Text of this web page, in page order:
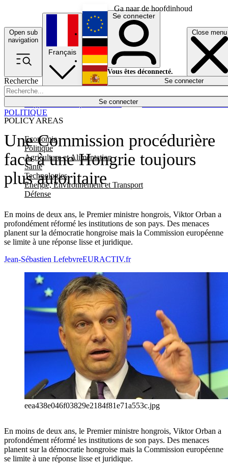
Ga naar de hoofdinhoud
Open sub
navigation
Close menu
Recherche
Se connecter
POLICY AREAS
Economie
Politique
Agriculture et Alimentation
Santé
Technologies
Energie, Environnement et Transport
Défense
Économie
Français
English
Deutsch
Español
Se connecter
Vous êtes déconnecté.
Se connecter
Une Commission procédurière
face à une Hongrie toujours
plus autoritaire
En moins de deux ans, le Premier ministre hongrois, Viktor Orban a
profondément réformé les institutions de son pays. Des menaces
planent sur la démocratie hongroise mais la Commission européenne
se limite à une réponse lisse et juridique.
POLITIQUE
Jean-Sébastien LefebvreEURACTIV.fr
eea438e046f03829e2184f81e71a553c.jpg
En moins de deux ans, le Premier ministre hongrois, Viktor Orban a
profondément réformé les institutions de son pays. Des menaces
planent sur la démocratie hongroise mais la Commission européenne
se limite à une réponse lisse et juridique.